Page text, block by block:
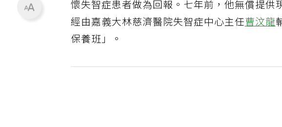
懷失智症患者做為回報。七年前，他無償提供
經由嘉義大林慈濟醫院失智症中心主任曹汶龍
保養班」。